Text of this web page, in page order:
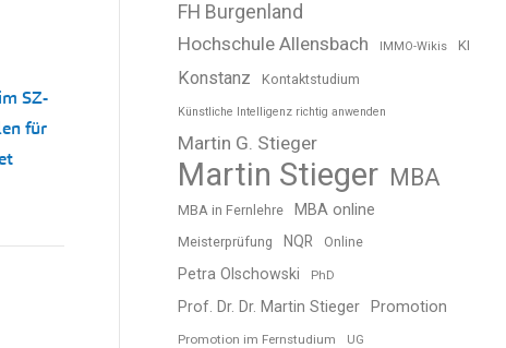
SZ-
für
FH Burgenland
Hochschule Allensbach
IMMO-Wikis KI
Konstanz Kontaktstudium
Künstliche Intelligenz richtig anwenden
Martin G. Stieger
Martin Stieger MBA
MBA in Fernlehre MBA online
Meisterprüfung NQR Online
Petra Olschowski PhD
Prof. Dr. Dr. Martin Stieger Promotion
Promotion im Fernstudium UG